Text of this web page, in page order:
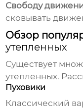
Свободу
сковывать
Обзор
утепленных
Существует
утепленных.
Пуховики
Классический